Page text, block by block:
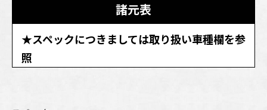
諸元表
★スペックにつきましては取り扱い車種欄を参
照